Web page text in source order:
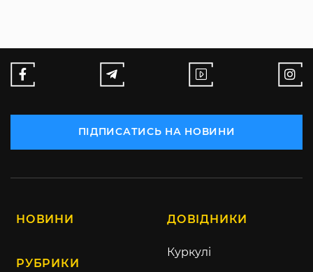
ПІДПИСАТИСЬ НА НОВИНИ
НОВИНИ
РУБРИКИ
ДОВІДНИКИ
Куркулі